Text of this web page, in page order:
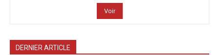
Voir
DERNIER ARTICLE